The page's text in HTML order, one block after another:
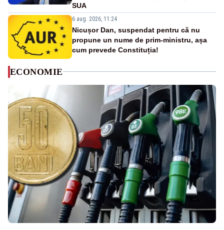
SUA
6 aug. 2026, 11:24
Nicușor Dan, suspendat pentru că nu
propune un nume de prim-ministru, așa
cum prevede Constituția!
ECONOMIE